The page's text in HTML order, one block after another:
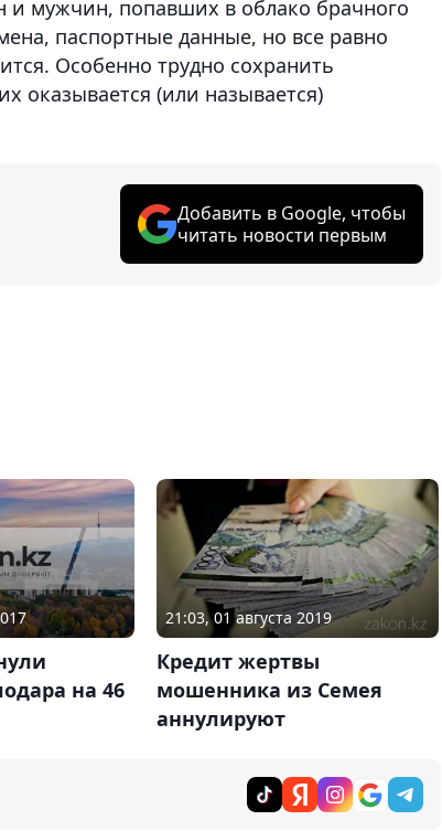
мужчин, попавших в облако брачного
паспортные данные, но все равно
Особенно трудно сохранить
оказывается (или называется)
Добавить в Google, чтобы
читать новости первым
на 46
21:03, 01 августа 2019
Кредит жертвы
мошенника из Семея
аннулируют